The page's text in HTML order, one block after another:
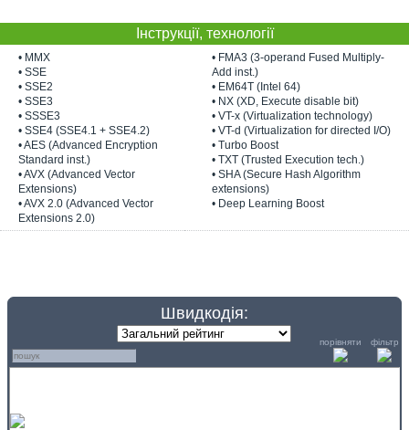
Інструкції, технології
• MMX
• SSE
• SSE2
• SSE3
• SSSE3
• SSE4 (SSE4.1 + SSE4.2)
• AES (Advanced Encryption
Standard inst.)
• AVX (Advanced Vector
Extensions)
• AVX 2.0 (Advanced Vector
Extensions 2.0)
• FMA3 (3-operand Fused Multiply-
Add inst.)
• EM64T (Intel 64)
• NX (XD, Execute disable bit)
• VT-x (Virtualization technology)
• VT-d (Virtualization for directed I/O)
• Turbo Boost
• TXT (Trusted Execution tech.)
• SHA (Secure Hash Algorithm
extensions)
• Deep Learning Boost
Швидкодія:
порівняти фільтр